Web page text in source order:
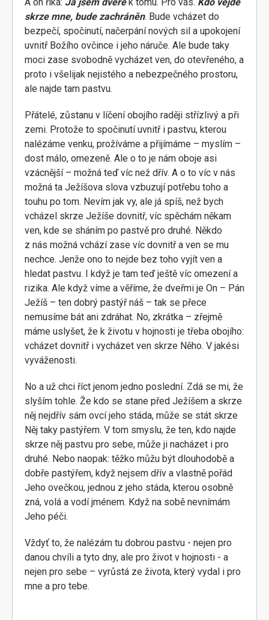
A on říká: Já jsem dveřek tomu. Pro vás. Kdo vejde
skrze mne, bude zachráněn. Bude vcházet do
bezpečí, spočinutí, načerpání nových sil a upokojení
uvnitř Božího ovčince i jeho náruče. Ale bude taky
moci zase svobodně vycházet ven, do otevřeného, a
proto i všelijak nejistého a nebezpečného prostoru,
ale najde tam pastvu.
Přátelé, zůstanu v líčení obojího raději střízlivý a při
zemi. Protože to spočinutí uvnitř i pastvu, kterou
nalézáme venku, prožíváme a přijímáme – myslím –
dost málo, omezeně. Ale o to je nám oboje asi
vzácnější – možná teď víc než dřív. A o to víc v nás
možná ta Ježíšova slova vzbuzují potřebu toho a
touhu po tom. Nevím jak vy, ale já spíš, než bych
vcházel skrze Ježíše dovnitř, víc spěchám někam
ven, kde se sháním po pastvě pro druhé. Někdo
z nás možná vchází zase víc dovnitř a ven se mu
nechce. Jenže ono to nejde bez toho vyjít ven a
hledat pastvu. I když je tam teď ještě víc omezení a
rizika. Ale když víme a věříme, že dveřmi je On – Pán
Ježíš – ten dobrý pastýř náš – tak se přece
nemusíme bát ani zdráhat. No, zkrátka – zřejmě
máme uslyšet, že k životu v hojnosti je třeba obojího:
vcházet dovnitř i vycházet ven skrze Něho. V jakési
vyváženosti.
No a už chci říct jenom jedno poslední. Zdá se mi, že
slyším tohle. Že kdo se stane před Ježíšem a skrze
něj nejdřív sám ovcí jeho stáda, může se stát skrze
Něj taky pastýřem. V tom smyslu, že ten, kdo najde
skrze něj pastvu pro sebe, může ji nacházet i pro
druhé. Nebo naopak: těžko můžu být dlouhodobě a
dobře pastýřem, když nejsem dřív a vlastně pořád
Jeho ovečkou, jednou z jeho stáda, kterou osobně
zná, volá a vodí jménem. Když na sobě nevnímám
Jeho péči.
Vždyť to, že nalézám tu dobrou pastvu - nejen pro
danou chvíli a tyto dny, ale pro život v hojnosti - a
nejen pro sebe – vyrůstá ze života, který vydal i pro
mne a pro tebe.